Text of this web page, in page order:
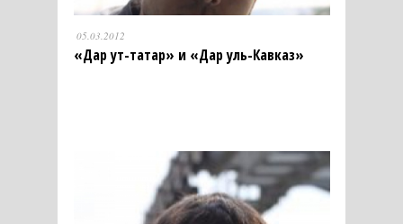
05.03.2012
«Дар ут-татар» и «Дар уль-Кавказ»